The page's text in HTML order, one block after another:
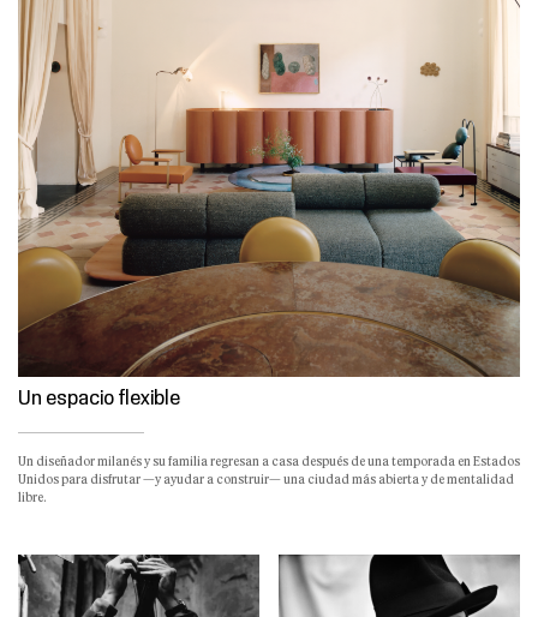
Un espacio flexible
Un diseñador milanés y su familia regresan a casa después de una temporada en Estados
Unidos para disfrutar —y ayudar a construir— una ciudad más abierta y de mentalidad
libre.